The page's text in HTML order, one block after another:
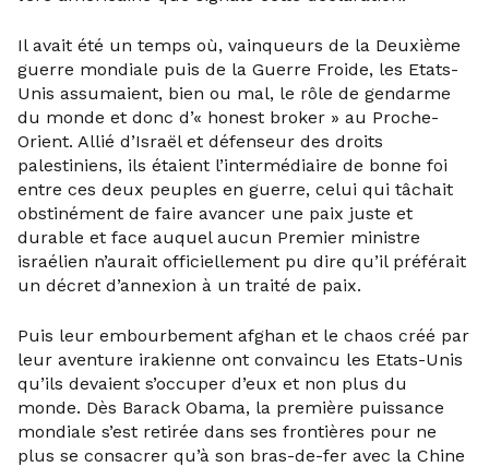
Il avait été un temps où, vainqueurs de la Deuxième
guerre mondiale puis de la Guerre Froide, les Etats-
Unis assumaient, bien ou mal, le rôle de gendarme
du monde et donc d’« honest broker » au Proche-
Orient. Allié d’Israël et défenseur des droits
palestiniens, ils étaient l’intermédiaire de bonne foi
entre ces deux peuples en guerre, celui qui tâchait
obstinément de faire avancer une paix juste et
durable et face auquel aucun Premier ministre
israélien n’aurait officiellement pu dire qu’il préférait
un décret d’annexion à un traité de paix.
Puis leur embourbement afghan et le chaos créé par
leur aventure irakienne ont convaincu les Etats-Unis
qu’ils devaient s’occuper d’eux et non plus du
monde. Dès Barack Obama, la première puissance
mondiale s’est retirée dans ses frontières pour ne
plus se consacrer qu’à son bras-de-fer avec la Chine